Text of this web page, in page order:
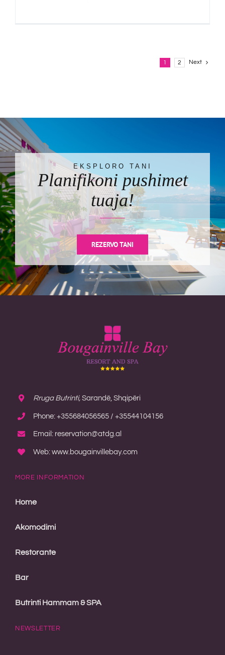
1 2 Next
EKSPLORO TANI
Planifikoni pushimet
tuaja!
REZERVO TANI
Rruga Butrinti,Sarandë, Shqipëri
Phone: +355684056565 / +35544104156
Email: reservation@atdg.al
Web: www.bougainvillebay.com
MORE INFORMATION
Home
Akomodimi
Restorante
Bar
Butrinti Hammam & SPA
NEWSLETTER